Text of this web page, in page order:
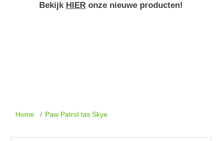
Bekijk HIER onze nieuwe producten!
Home / Paw Patrol tas Skye